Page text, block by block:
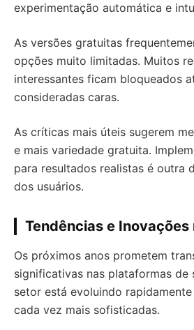
experimentação automática e
As versões gratuitas
opções muito limitadas. Muitos
interessantes ficam bloqueados
consideradas caras.
As críticas mais úteis sugerem
e mais variedade gratuita.
para resultados realistas é outra
dos usuários.
Tendências e Inovações
Os próximos anos prometem
significativas nas plataformas de
setor está evoluindo
cada vez mais sofisticadas.